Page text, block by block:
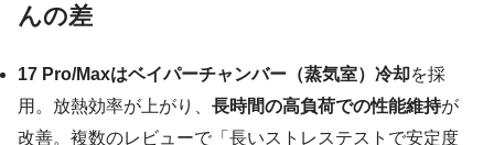
んの差
17 Pro/Maxはベイパーチャンバー（蒸気室）冷却を採
用。放熱効率が上がり、 長時間の高負荷での性能維持が
改善。複数のレビューで「長いストレステストで安定度